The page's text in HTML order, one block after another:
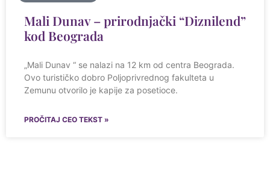
Mali Dunav – prirodnjački “Diznilend”
kod Beograda
„Mali Dunav “ se nalazi na 12 km od centra Beograda.
Ovo turističko dobro Poljoprivrednog fakulteta u
Zemunu otvorilo je kapije za posetioce.
PROČITAJ CEO TEKST »